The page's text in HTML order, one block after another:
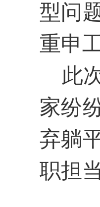
型问
重申
此
家纷
弃躺
职担